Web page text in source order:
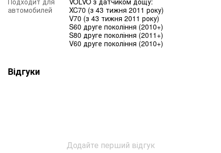
автомобилей
XC70 (з 43 тижня 2011 року)
V70 (з 43 тижня 2011 року)
S60 друге покоління (2010+)
S80 друге покоління (2011+)
V60 друге покоління (2010+)
Відгуки
Додайте перший відгук